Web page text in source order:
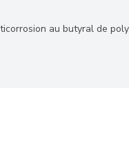
au butyral de